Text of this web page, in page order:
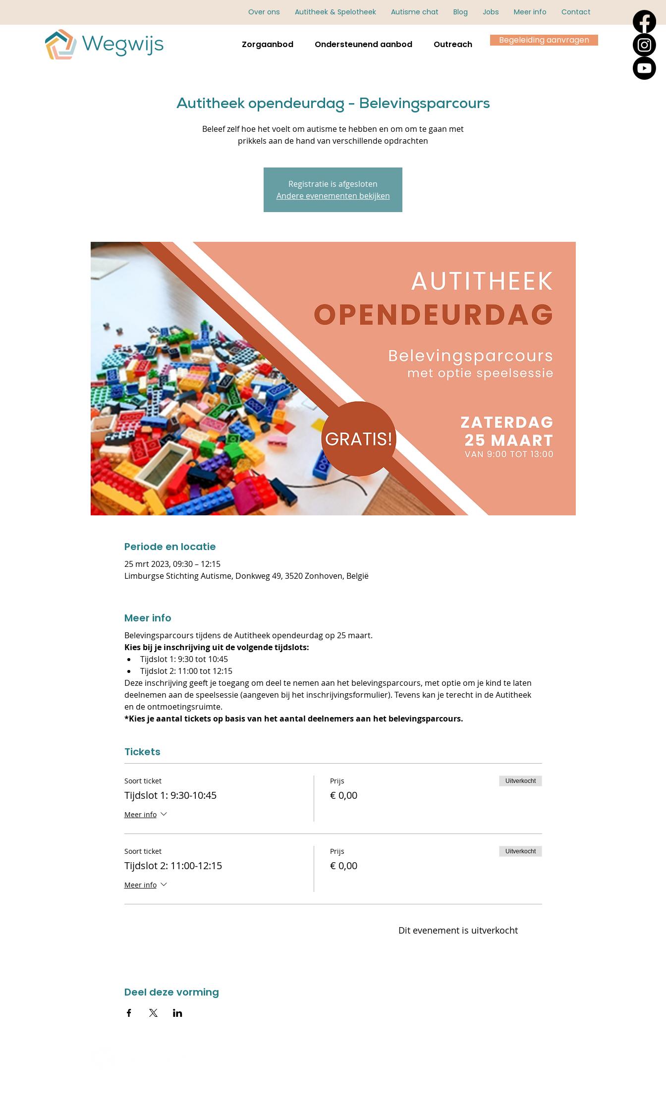
Over ons Autitheek & Spelotheek Autisme chat Blog Jobs Meer info Contact
Zorgaanbod Ondersteunend aanbod Outreach Begeleiding aanvragen
Autitheek opendeurdag - Belevingsparcours
Beleef zelf hoe het voelt om autisme te hebben en om om te gaan met
prikkels aan de hand van verschillende opdrachten
Registratie is afgesloten
Andere evenementen bekijken
Periode en locatie
25 mrt 2023, 09:30 – 12:15
Limburgse Stichting Autisme, Donkweg 49, 3520 Zonhoven, België
Meer info
Belevingsparcours tijdens de Autitheek opendeurdag op 25 maart.
Kies bij je inschrijving uit de volgende tijdslots:
Tijdslot 1: 9:30 tot 10:45
Tijdslot 2: 11:00 tot 12:15
Deze inschrijving geeft je toegang om deel te nemen aan het belevingsparcours, met optie om je kind te laten
deelnemen aan de speelsessie (aangeven bij het inschrijvingsformulier). Tevens kan je terecht in de Autitheek
en de ontmoetingsruimte.
*Kies je aantal tickets op basis van het aantal deelnemers aan het belevingsparcours.
Tickets
Soort ticket
Tijdslot 1: 9:30-10:45
Meer info
Prijs
€ 0,00
Uitverkocht
Soort ticket
Tijdslot 2: 11:00-12:15
Meer info
Prijs
€ 0,00
Uitverkocht
Dit evenement is uitverkocht
Deel deze vorming